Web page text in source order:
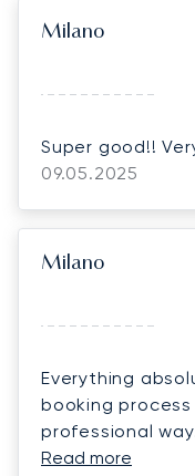
Milano
Super good!!
09.05.2025
Milano
Everything
booking
professional
excellent on-
Read more